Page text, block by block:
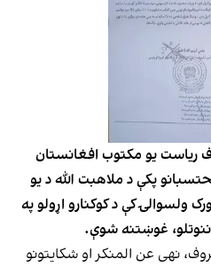
ریاست یو مکتوب افغانستان
پکې د ملاهبت الله د یو
ولسوالۍ کې د کوکنارو اړولو په
ننوتلو، غوښتنه شوې.
نهی عن المنکر او شکایتونو